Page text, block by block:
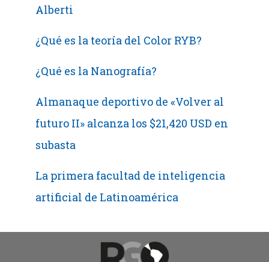
Alberti
¿Qué es la teoría del Color RYB?
¿Qué es la Nanografía?
Almanaque deportivo de «Volver al
futuro II» alcanza los $21,420 USD en
subasta
La primera facultad de inteligencia
artificial de Latinoamérica